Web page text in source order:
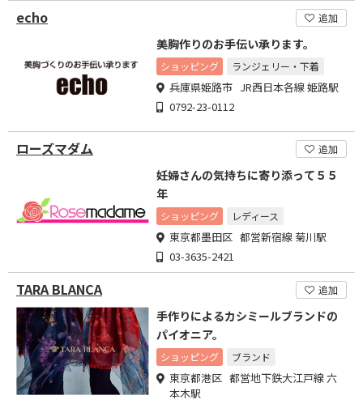
echo 追加
美胸作りのお手伝い承ります。
ショッピング ランジェリー・下着
兵庫県姫路市 JR西日本各線 姫路駅
0792-23-0112
ローズマダム 追加
妊婦さんの気持ちに寄り添って５５
年
ショッピング レディース
東京都墨田区 都営新宿線 菊川駅
03-3635-2421
TARA BLANCA 追加
手作りによるカシミールブランドの
パイオニア。
ショッピング ブランド
東京都港区 都営地下鉄大江戸線 六
本木駅